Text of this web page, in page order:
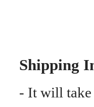
Shipping
- It will take